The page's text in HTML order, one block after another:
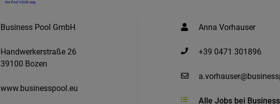
Business Pool GmbH
Handwerkerstraße 26
39100 Bozen
www.businesspool.eu
Anna Vorhauser
+39 0471 301896
Alle Jobs bei